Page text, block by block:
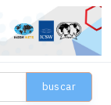
buscar